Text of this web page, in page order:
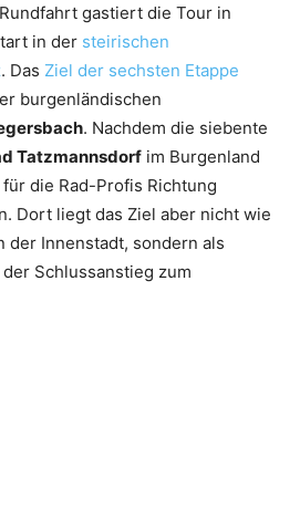
gastiert die Tour in
in der steirischen
. Das Ziel der sechsten Etappe
burgenländischen
. Nachdem die siebente
Tatzmannsdorf im Burgenland
die Rad-Profis Richtung
Dort liegt das Ziel aber nicht wie
der Innenstadt, sondern als
Schlussanstieg zum